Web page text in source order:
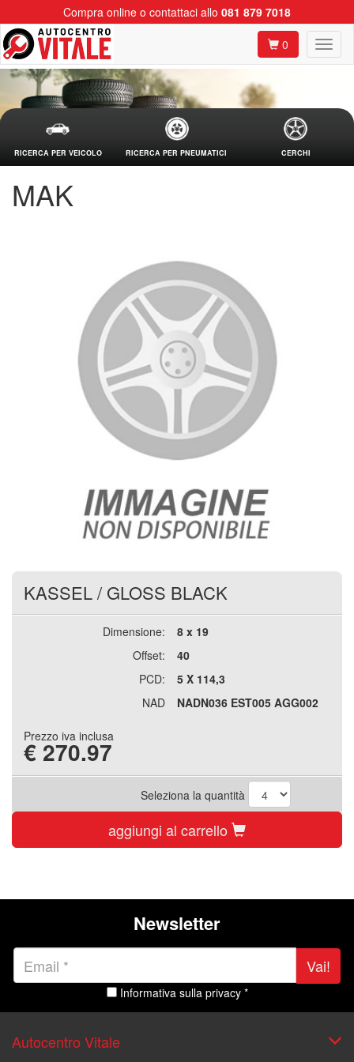
Compra online o contattaci allo 081 879 7018
0
RICERCA PER VEICOLO RICERCA PER PNEUMATICI CERCHI
MAK
KASSEL/ GLOSS BLACK
Dimensione:
8 x 19
Offset:
40
PCD:
5 X 114,3
NAD
NADN036 EST005 AGG002
Prezzo iva inclusa
€ 270.97
Seleziona la quantità
aggiungi al carrello
Newsletter
Vai!
Informativa sulla privacy *
Autocentro Vitale